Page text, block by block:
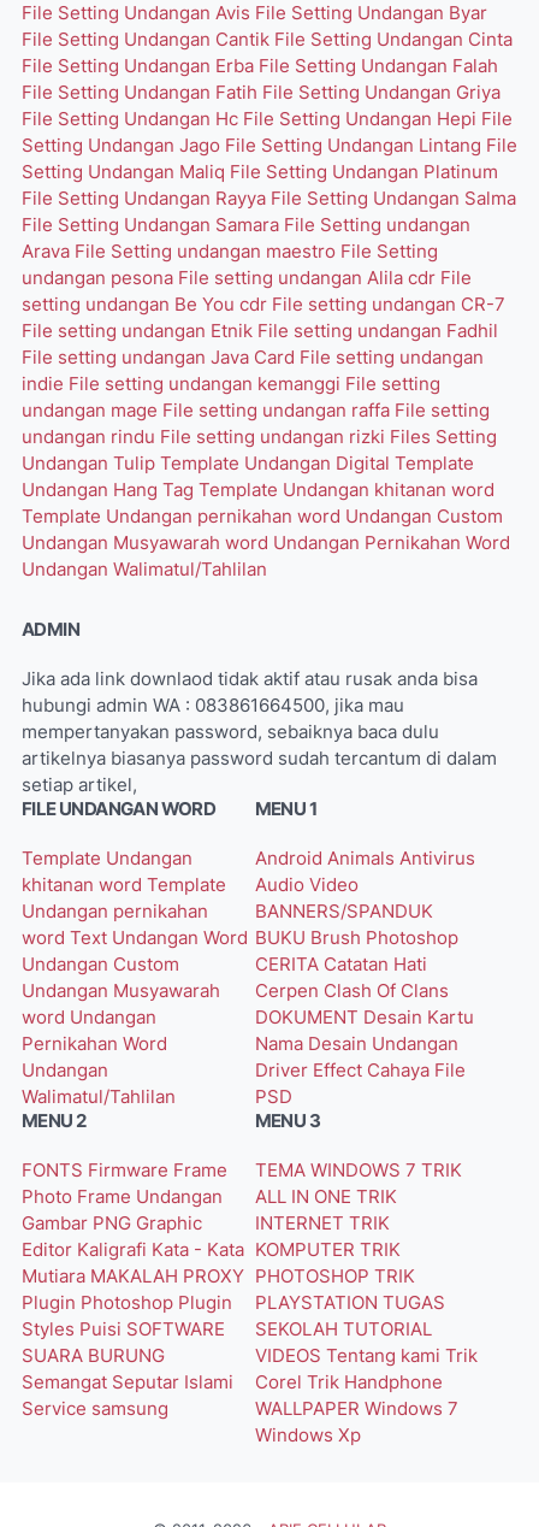
File Setting Undangan Avis File Setting Undangan Byar
File Setting Undangan Cantik File Setting Undangan Cinta
File Setting Undangan Erba File Setting Undangan Falah
File Setting Undangan Fatih File Setting Undangan Griya
File Setting Undangan Hc File Setting Undangan Hepi File
Setting Undangan Jago File Setting Undangan Lintang File
Setting Undangan Maliq File Setting Undangan Platinum
File Setting Undangan Rayya File Setting Undangan Salma
File Setting Undangan Samara File Setting undangan
Arava File Setting undangan maestro File Setting
undangan pesona File setting undangan Alila cdr File
setting undangan Be You cdr File setting undangan CR-7
File setting undangan Etnik File setting undangan Fadhil
File setting undangan Java Card File setting undangan
indie File setting undangan kemanggi File setting
undangan mage File setting undangan raffa File setting
undangan rindu File setting undangan rizki Files Setting
Undangan Tulip Template Undangan Digital Template
Undangan Hang Tag Template Undangan khitanan word
Template Undangan pernikahan word Undangan Custom
Undangan Musyawarah word Undangan Pernikahan Word
Undangan Walimatul/Tahlilan
ADMIN
Jika ada link downlaod tidak aktif atau rusak anda bisa
hubungi admin WA : 083861664500, jika mau
mempertanyakan password, sebaiknya baca dulu
artikelnya biasanya password sudah tercantum di dalam
setiap artikel,
FILE UNDANGAN WORD
Template Undangan
khitanan word Template
Undangan pernikahan
word Text Undangan Word
Undangan Custom
Undangan Musyawarah
word Undangan
Pernikahan Word
Undangan
Walimatul/Tahlilan
MENU 1
Android Animals Antivirus
Audio Video
BANNERS/SPANDUK
BUKU Brush Photoshop
CERITA Catatan Hati
Cerpen Clash Of Clans
DOKUMENT Desain Kartu
Nama Desain Undangan
Driver Effect Cahaya File
PSD
MENU 2
FONTS Firmware Frame
Photo Frame Undangan
Gambar PNG Graphic
Editor Kaligrafi Kata - Kata
Mutiara MAKALAH PROXY
Plugin Photoshop Plugin
Styles Puisi SOFTWARE
SUARA BURUNG
Semangat Seputar Islami
Service samsung
MENU 3
TEMA WINDOWS 7 TRIK
ALL IN ONE TRIK
INTERNET TRIK
KOMPUTER TRIK
PHOTOSHOP TRIK
PLAYSTATION TUGAS
SEKOLAH TUTORIAL
VIDEOS Tentang kami Trik
Corel Trik Handphone
WALLPAPER Windows 7
Windows Xp